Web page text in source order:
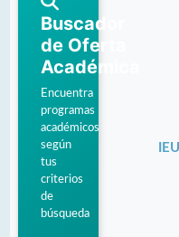
Buscador
de Oferta
Académica
Encuentra
programas
académicos
según
tus
criterios
de
búsqueda